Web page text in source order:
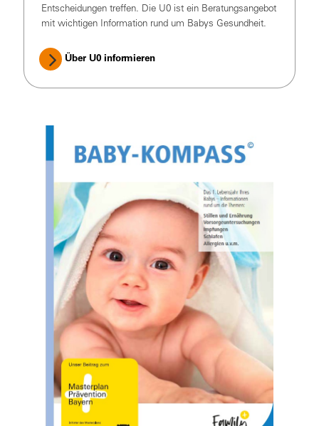
Entscheidungen treffen. Die U0 ist ein Beratungsangebot
mit wichtigen Information rund um Babys Gesundheit.
Über U0 informieren